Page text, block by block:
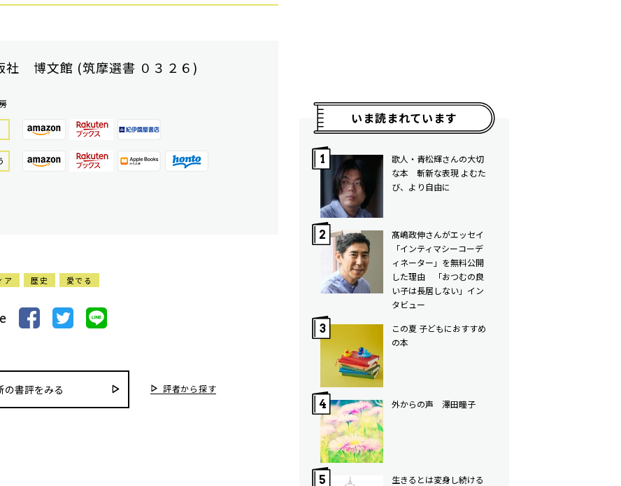
社 博文館 (筑摩選書 ０３２６)
ア 歴史 愛でる
の書評をみる 評者から探す
いま読まれています
歌人・青松輝さんの大切
な本 斬新な表現 よむた
び、より自由に
髙嶋政伸さんがエッセイ
「インティマシーコーデ
ィネーター」を無料公開
した理由 「おつむの良
い子は長居しない」イン
タビュー
この夏 子どもにおすすめ
の本
外からの声 澤田瞳子
生きるとは変身し続ける